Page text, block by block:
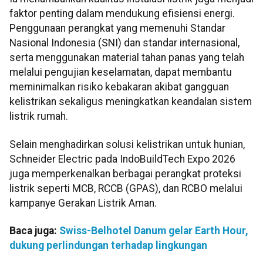
faktor penting dalam mendukung efisiensi energi.
Penggunaan perangkat yang memenuhi Standar
Nasional Indonesia (SNI) dan standar internasional,
serta menggunakan material tahan panas yang telah
melalui pengujian keselamatan, dapat membantu
meminimalkan risiko kebakaran akibat gangguan
kelistrikan sekaligus meningkatkan keandalan sistem
listrik rumah.
Selain menghadirkan solusi kelistrikan untuk hunian,
Schneider Electric pada IndoBuildTech Expo 2026
juga memperkenalkan berbagai perangkat proteksi
listrik seperti MCB, RCCB (GPAS), dan RCBO melalui
kampanye Gerakan Listrik Aman.
Baca juga: Swiss-Belhotel Danum gelar Earth Hour,
dukung perlindungan terhadap lingkungan